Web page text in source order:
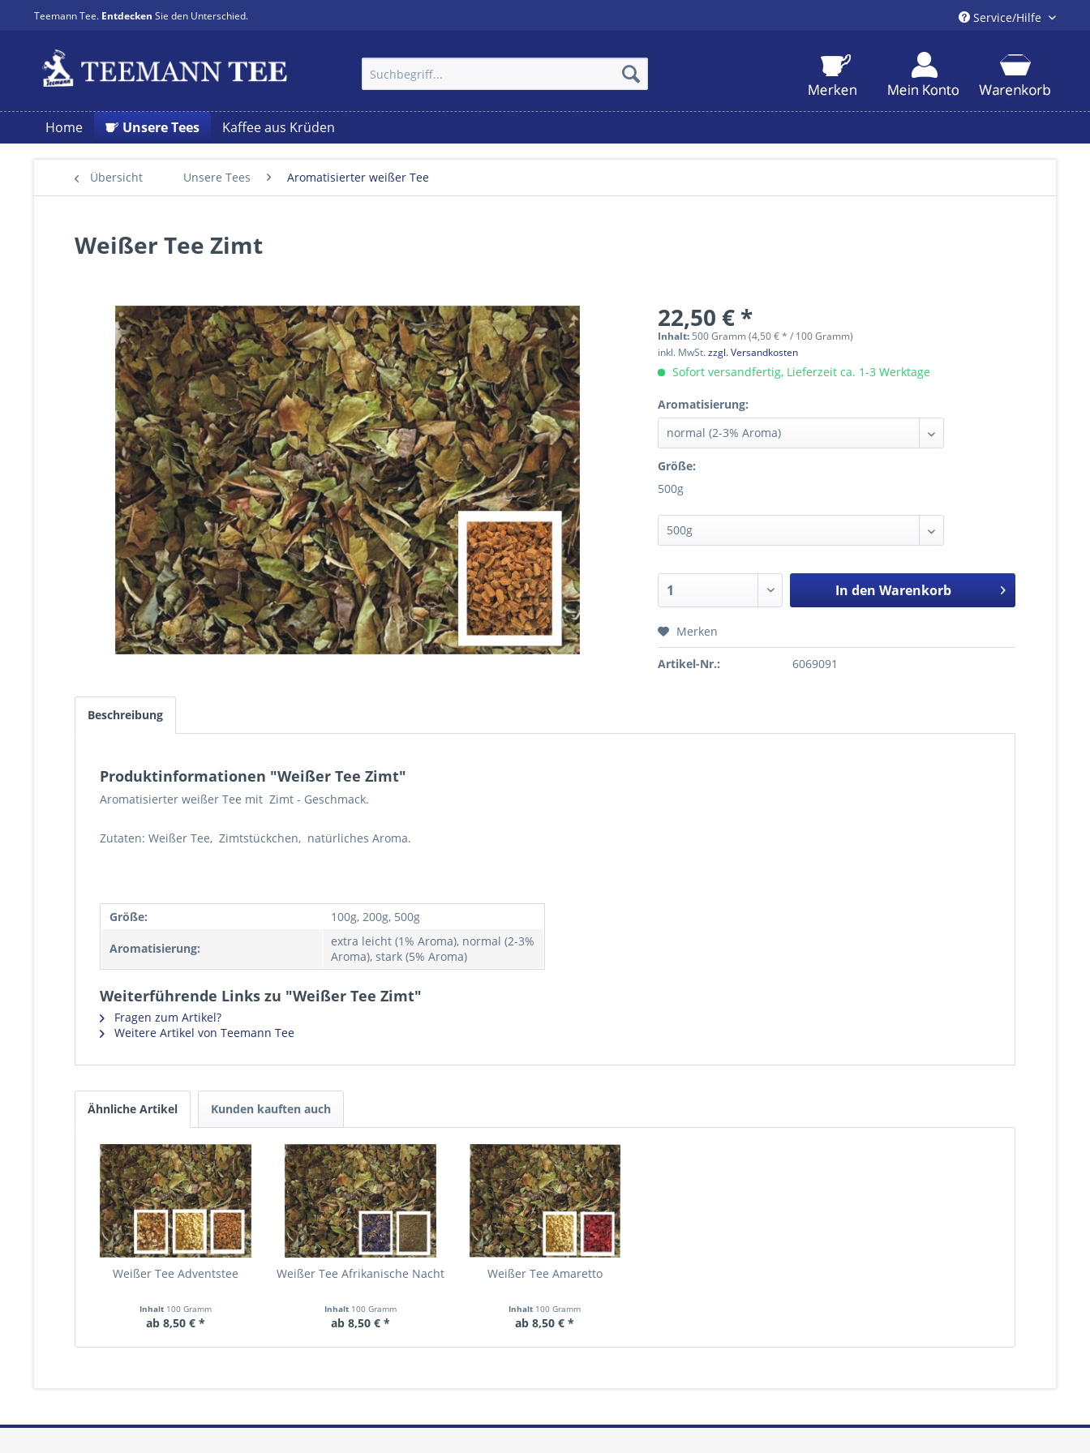
Teemann Tee. Entdecken Sie den Unterschied. Service/Hilfe
Home Unsere Tees Kaffee aus Krüden
Übersicht Unsere Tees Aromatisierter weißer Tee
Weißer Tee Zimt
22,50 € *
Inhalt: 500 Gramm (4,50 € * / 100 Gramm)
inkl. MwSt.zzgl. Versandkosten
Sofort versandfertig, Lieferzeit ca. 1-3 Werktage
Aromatisierung:
Größe:
500g
In den Warenkorb
Merken
Artikel-Nr.: 6069091
Beschreibung
Produktinformationen "Weißer Tee Zimt"
Aromatisierter weißer Tee mit Zimt - Geschmack.
Zutaten: Weißer Tee, Zimtstückchen, natürliches Aroma.
Größe: 100g, 200g, 500g
Aromatisierung:
extra leicht (1% Aroma), normal (2-3%
Aroma), stark (5% Aroma)
Weiterführende Links zu "Weißer Tee Zimt"
Fragen zum Artikel?
Weitere Artikel von Teemann Tee
Ähnliche Artikel Kunden kauften auch
Weißer Tee Adventstee
Inhalt 100 Gramm
ab 8,50 € *
Weißer Tee Afrikanische Nacht
Inhalt 100 Gramm
ab 8,50 € *
Weißer Tee Amaretto
Inhalt 100 Gramm
ab 8,50 € *